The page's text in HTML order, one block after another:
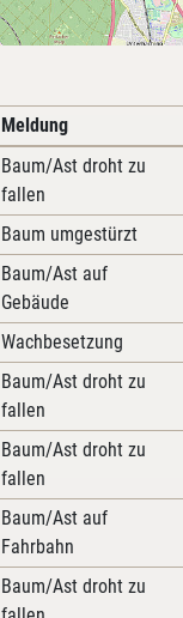
Meldung
Baum/Ast droht zu
fallen
Baum umgestürzt
Baum/Ast auf
Gebäude
Wachbesetzung
Baum/Ast droht zu
fallen
Baum/Ast droht zu
fallen
Baum/Ast auf
Fahrbahn
Baum/Ast droht zu